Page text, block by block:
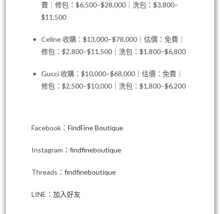
費｜修包：$6,500–$28,000｜洗包：$3,800–
$11,500
Celine 收購：$13,000–$78,000｜估價：免費｜
修包：$2,800–$11,500｜洗包：$1,800–$6,800
Gucci 收購：$10,000–$68,000｜估價：免費｜
修包：$2,500–$10,000｜洗包：$1,800–$6,200
Facebook： FindFine Boutique
Instagram： findfineboutique
Threads： findfineboutique
LINE： 加入好友